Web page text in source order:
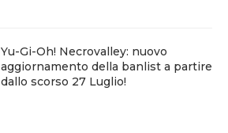
Yu-Gi-Oh! Necrovalley: nuovo
aggiornamento della banlist a partire
dallo scorso 27 Luglio!